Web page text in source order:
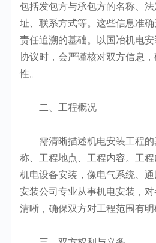
包括发包方与承包方的名称、
址、联系方式等。这些信息准
责任追溯的基础。以国冶机电
协议时，会严谨核对双方信息
性。
二、工程概况
需清晰描述机电安装工程的
称、工程地点、工程内容。工
机电设备安装，像电气系统、
安装公司专业从事机电安装，
清晰，确保双方对工程范围有明